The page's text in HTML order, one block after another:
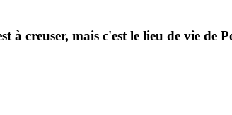
à creuser, mais c'est le lieu de vie de